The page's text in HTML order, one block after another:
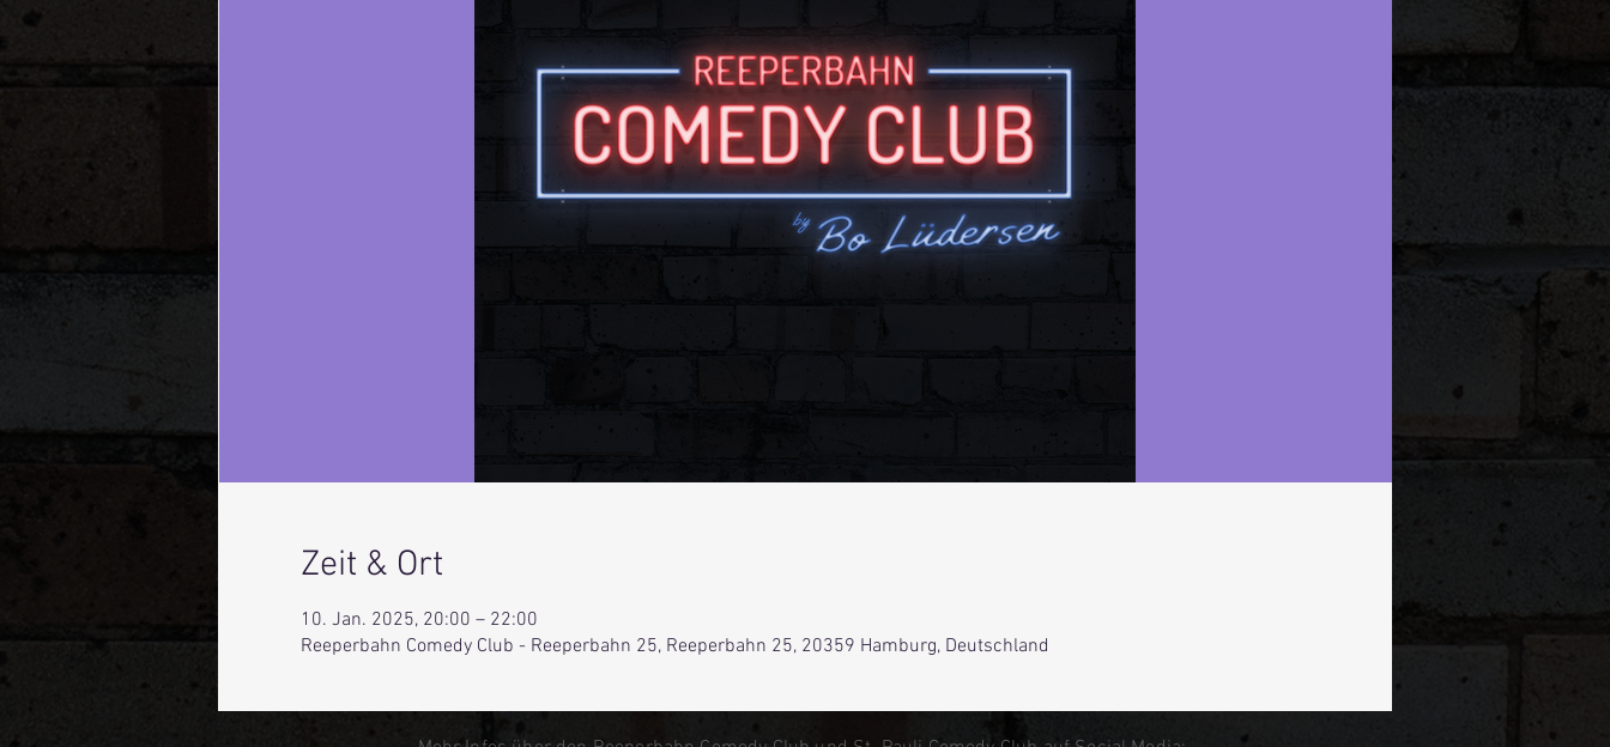
Zeit & Ort
10. Jan. 2025, 20:00 – 22:00
Reeperbahn Comedy Club - Reeperbahn 25, Reeperbahn 25, 20359 Hamburg, Deutschland